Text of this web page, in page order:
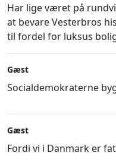
Har lige været på
at bevare Vesterbros
til fordel for luksus
Gæst
Socialdemokraterne
Gæst
Fordi vi i Danmark er